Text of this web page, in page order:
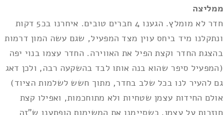
ממליצה
חדר לא מומלץ. הגענו 4 חברים טובים. איחרנו בכ5 דקות
ונתקלנו מיד ביחס עוין מצד המפעיל, שגם עשה המון דרמות
בהצגת החדר וקצת הפיל את האווירה. החדר עצמו בנוי יפה
(המפעיל סיפר שהוא בנה אותו לבד בהשקעה רבה, ולכן דאג
גם להעיר לנו בכל שלב בחדר, מתוך חשש לשלמות הציוד)
אולם החידות עצמן שטחיות ולא מתוחכמות, ואפילו קצת
חוזרות על עצמן. כשסיימנו את המשימות הופתענו ש"זה